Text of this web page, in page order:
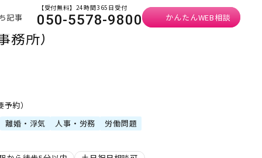
記事
【受付無料】24時間365日受付
050-5578-9800 かんたんWEB相談
所）
約）
離婚・浮気
人事・労務 労働問題